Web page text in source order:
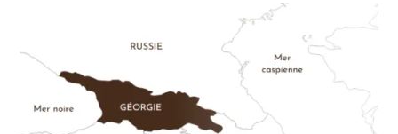
Notre itinéraire de 4 jours par Mestia et
Ushguli
La route de Zugdidi à Mestia